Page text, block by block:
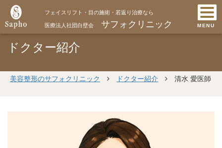
フェイスリフト・目の施術・若返り治療なら
医療法人社団白壁会 サフォクリニック MENU
ドクター紹介
美容整形のサフォクリニック ドクター紹介 清水 愛医師